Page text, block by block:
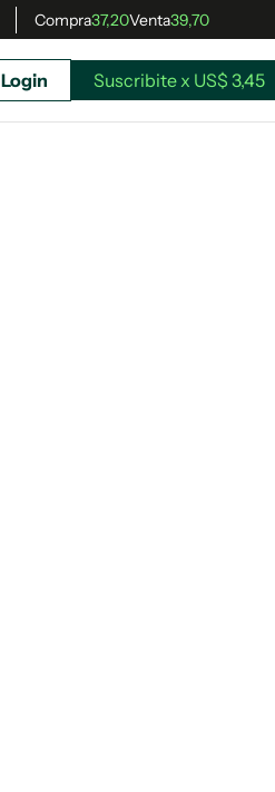
Compra37,20Venta39,70
Login Suscribite x US$ 3,45